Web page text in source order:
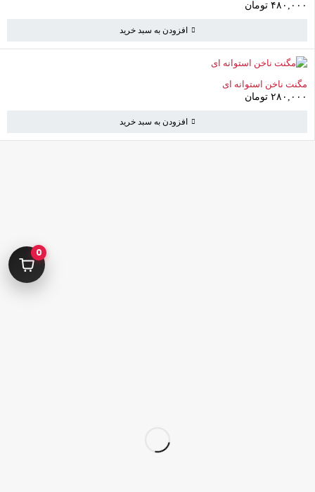
۴۸۰,۰۰۰ تومان
افزودن به سبد خرید
مگنت ناخن استوانه ای
۲۸۰,۰۰۰ تومان
افزودن به سبد خرید
لوازم طراحی ناخن
0